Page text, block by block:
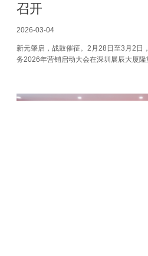
召开
2026-03-04
新元肇启，战鼓催征。2月28日至3月2日
务2026年营销启动大会在深圳展辰大厦隆